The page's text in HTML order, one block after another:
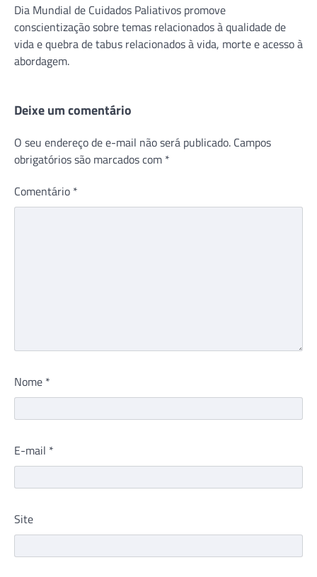
Dia Mundial de Cuidados Paliativos promove
conscientização sobre temas relacionados à qualidade de
vida e quebra de tabus relacionados à vida, morte e acesso à
abordagem.
Deixe um comentário
O seu endereço de e-mail não será publicado. Campos
obrigatórios são marcados com *
Comentário *
Nome *
E-mail *
Site